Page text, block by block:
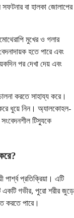
বা হালকা জোলাপের
মুখের ও গলার
হতে পারে এবং
পর দেখা দেয় এবং
করতে সাহায্য করে।
ধুয়ে নিন। অ্যালকোহল-
টিস্যুকে
পার্শ্ব প্রতিক্রিয়া। এটি
একটি গভীর, পুরো শরীর জুড়ে
করতে পারে।